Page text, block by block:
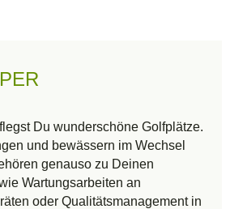
Du wunderschöne Golfplätze.
und bewässern im Wechsel
genauso zu Deinen
Wartungsarbeiten an
oder Qualitätsmanagement in